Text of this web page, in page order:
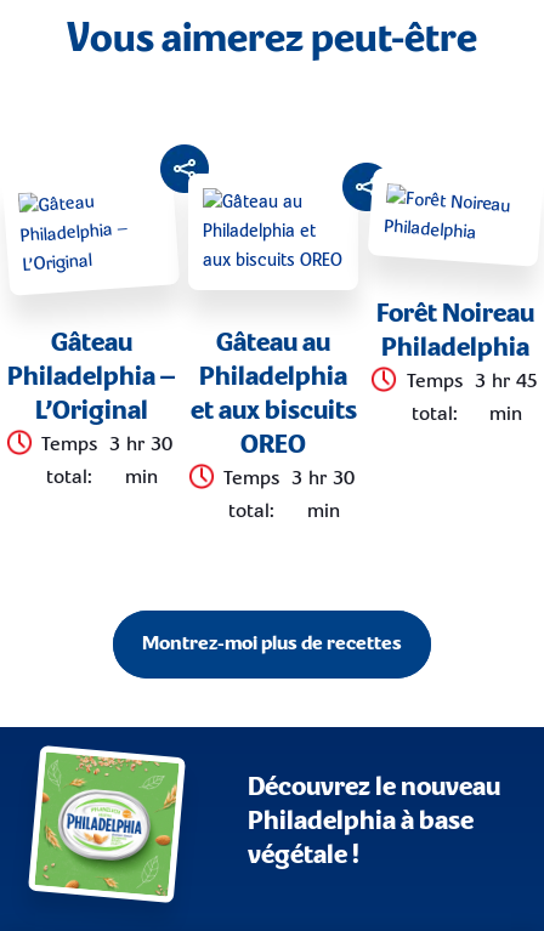
Vous aimerez peut-être
Gâteau
Philadelphia –
L’Original
Temps
total:
3 hr 30
min
Gâteau au
Philadelphia
et aux biscuits
OREO
Temps
total:
3 hr 30
min
Forêt Noireau
Philadelphia
Temps
total:
3 hr 45
min
Montrez-moi plus de recettes
Découvrez le nouveau
Philadelphia à base
végétale !